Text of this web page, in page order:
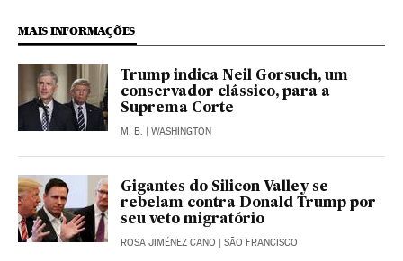
MAIS INFORMAÇÕES
Trump indica Neil Gorsuch, um
conservador clássico, para a
Suprema Corte
M. B. | WASHINGTON
Gigantes do Silicon Valley se
rebelam contra Donald Trump por
seu veto migratório
ROSA JIMÉNEZ CANO | SÃO FRANCISCO